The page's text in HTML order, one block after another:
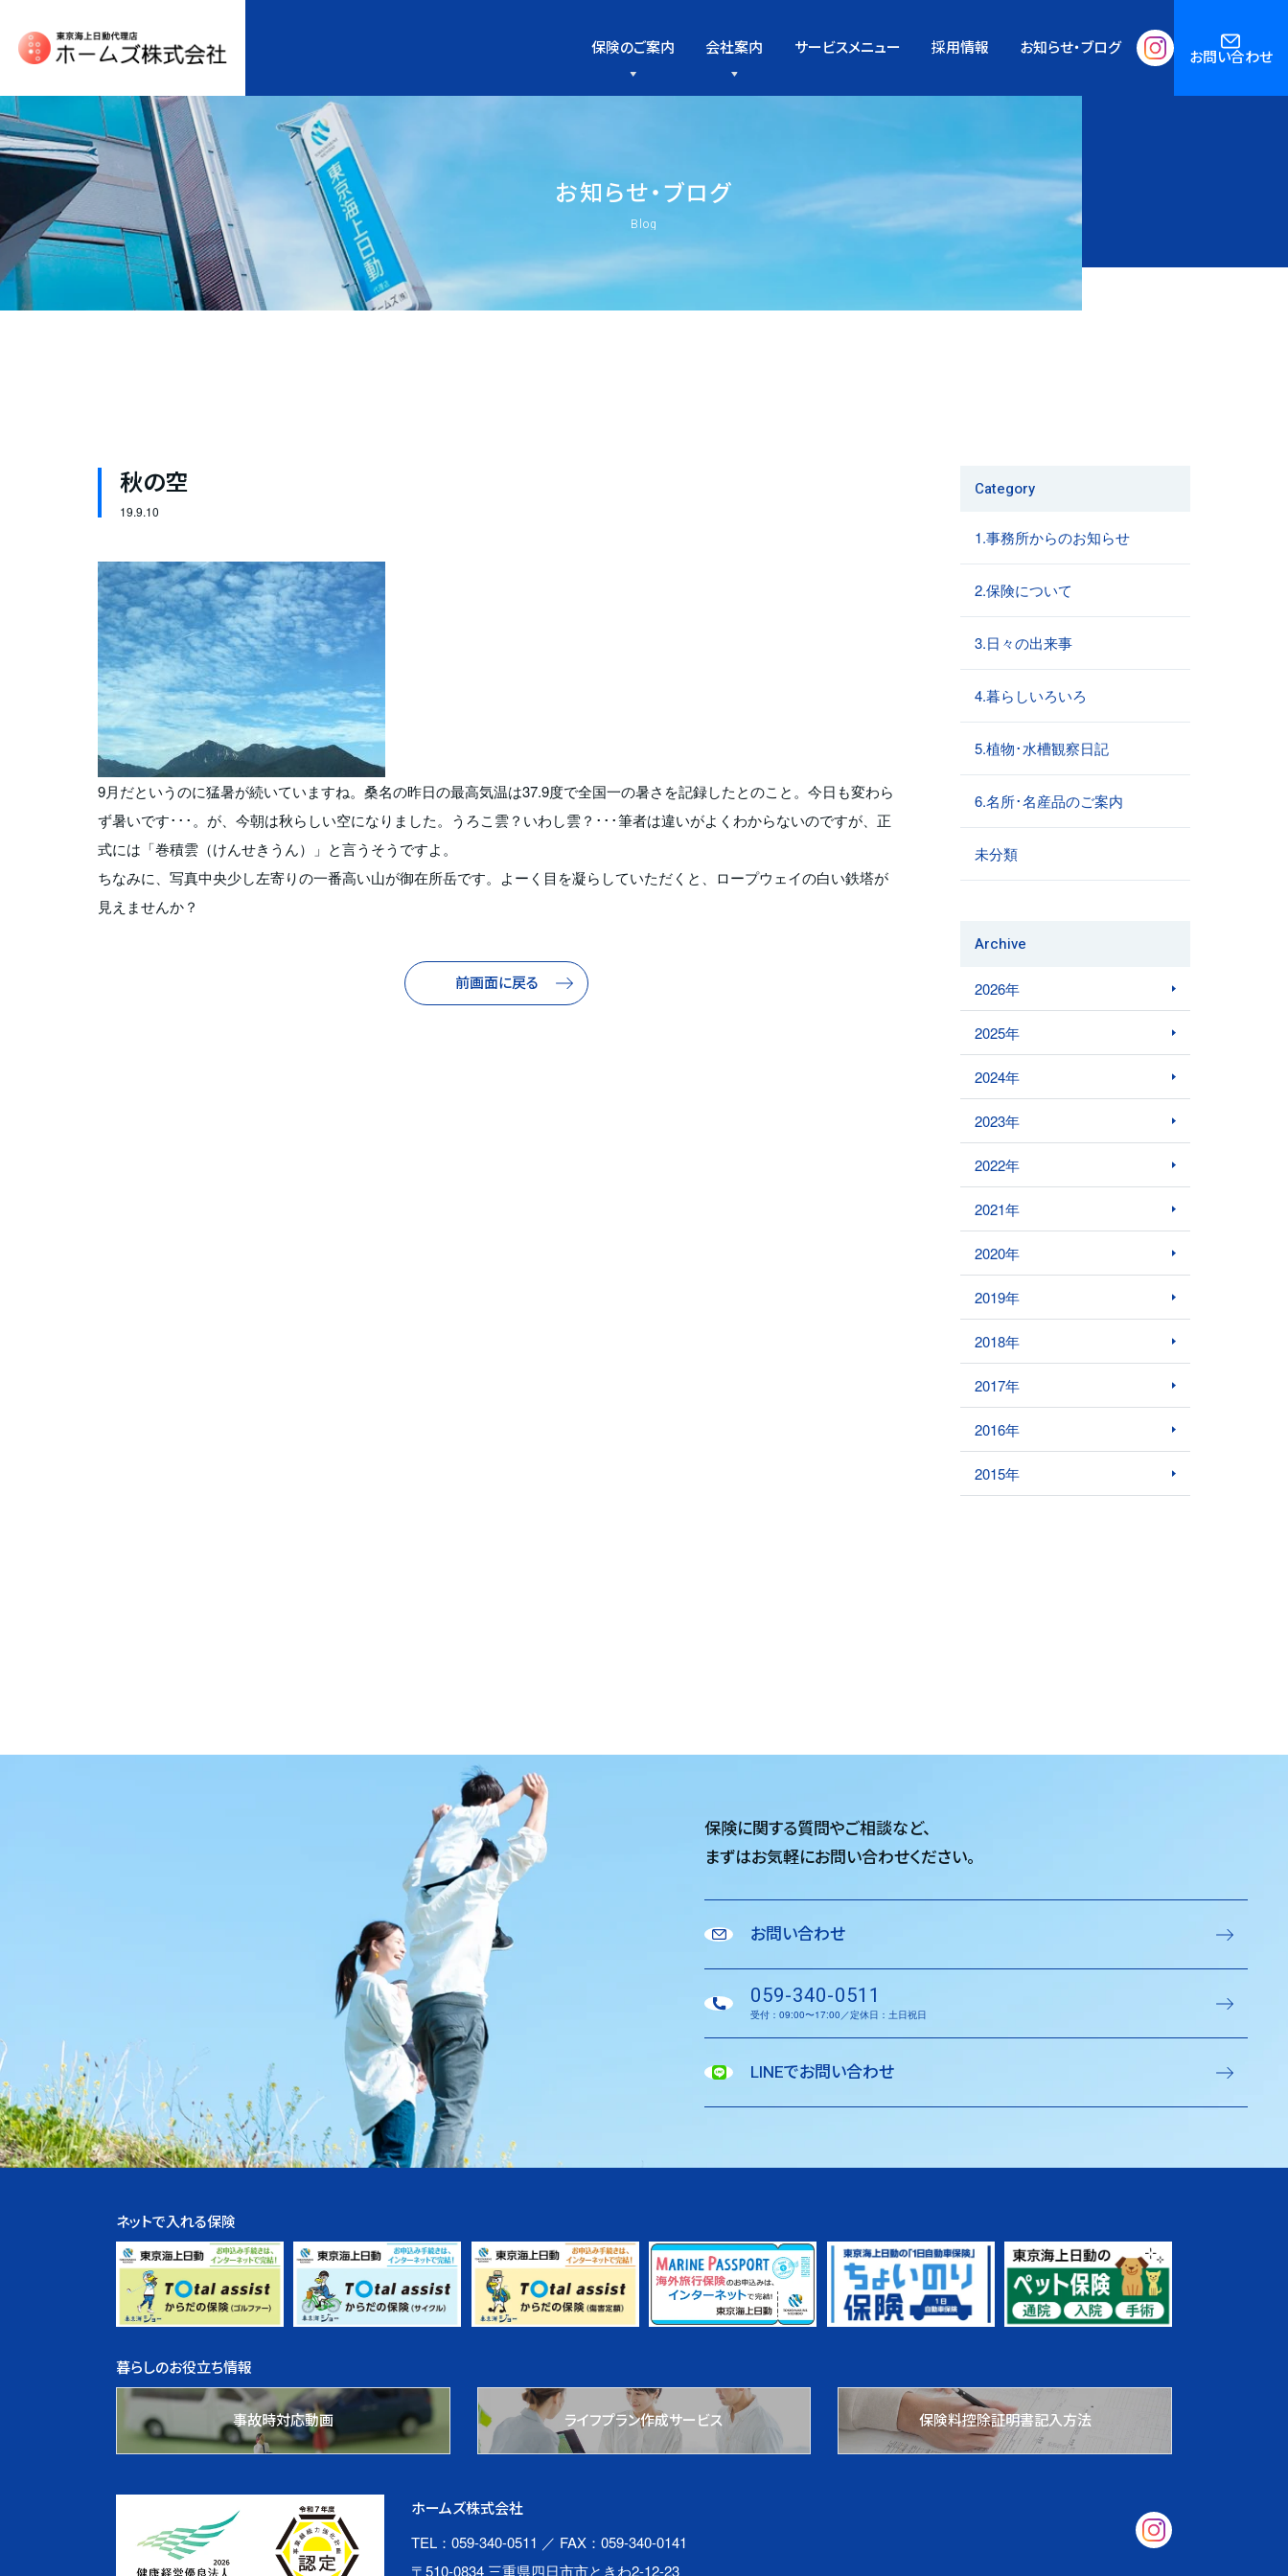
保険のご案内 会社案内 サービスメニュー 採用情報 お知らせ・ブログ お問い合わせ
お知らせ・ブログ
Blog
秋の空
19.9.10
9月だというのに猛暑が続いていますね。桑名の昨日の最高気温は37.9度で全国一の暑さを記録したとのこと。今日も変わら
ず暑いです･･･。が、今朝は秋らしい空になりました。うろこ雲？いわし雲？･･･筆者は違いがよくわからないのですが、正
式には「巻積雲（けんせきうん）」と言うそうですよ。
ちなみに、写真中央少し左寄りの一番高い山が御在所岳です。よーく目を凝らしていただくと、ロープウェイの白い鉄塔が
見えませんか？
前画面に戻る
Category
1.事務所からのお知らせ
2.保険について
3.日々の出来事
4.暮らしいろいろ
5.植物･水槽観察日記
6.名所･名産品のご案内
未分類
Archive
2026年
2025年
2024年
2023年
2022年
2021年
2020年
2019年
2018年
2017年
2016年
2015年
保険に関する質問やご相談など、
まずはお気軽にお問い合わせください。
お問い合わせ
059-340-0511
受付：09:00〜17:00／定休日：土日祝日
LINEでお問い合わせ
ネットで入れる保険
暮らしのお役立ち情報
事故時対応動画 ライフプラン作成サービス 保険料控除証明書記入方法
ホームズ株式会社
TEL：059-340-0511 ／ FAX：059-340-0141
〒510-0834 三重県四日市市ときわ2-12-23